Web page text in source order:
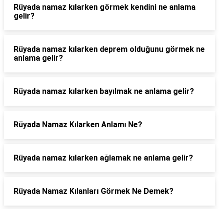
Rüyada namaz kılarken görmek kendini ne anlama
gelir?
Rüyada namaz kılarken deprem olduğunu görmek ne
anlama gelir?
Rüyada namaz kılarken bayılmak ne anlama gelir?
Rüyada Namaz Kılarken Anlamı Ne?
Rüyada namaz kılarken ağlamak ne anlama gelir?
Rüyada Namaz Kılanları Görmek Ne Demek?